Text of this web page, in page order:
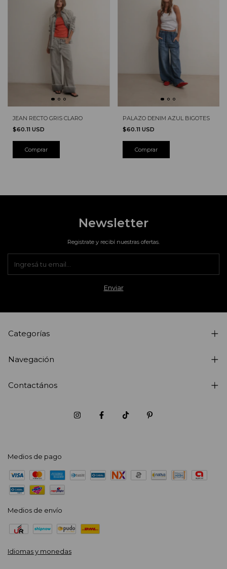
JEAN RECTO GRIS CLARO
$60.11 USD
Comprar
PALAZO DENIM AZUL BIGOTES
$60.11 USD
Comprar
Newsletter
Registrate y recibí nuestras ofertas.
Categorías
Navegación
Contactános
Medios de pago
Medios de envío
Idiomas y monedas